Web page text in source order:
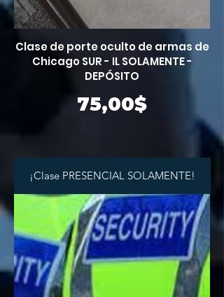
Clase de porte oculto de armas de
Chicago SUR - IL SOLAMENTE -
DEPÓSITO
75,00$Precio
¡Clase PRESENCIAL SOLAMENTE!